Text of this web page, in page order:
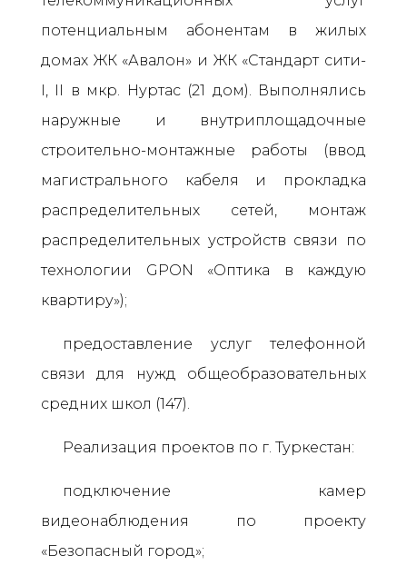
потенциальным абонентам в жилых
домах ЖК «Авалон» и ЖК «Стандарт сити-
I, II в мкр. Нуртас (21 дом). Выполнялись
наружные и внутриплощадочные
строительно-монтажные работы (ввод
магистрального кабеля и прокладка
распределительных сетей, монтаж
распределительных устройств связи по
технологии GPON «Оптика в каждую
квартиру»);
предоставление услуг телефонной
связи для нужд общеобразовательных
средних школ (147).
Реализация проектов по г. Туркестан:
подключение камер
видеонаблюдения по проекту
«Безопасный город»;